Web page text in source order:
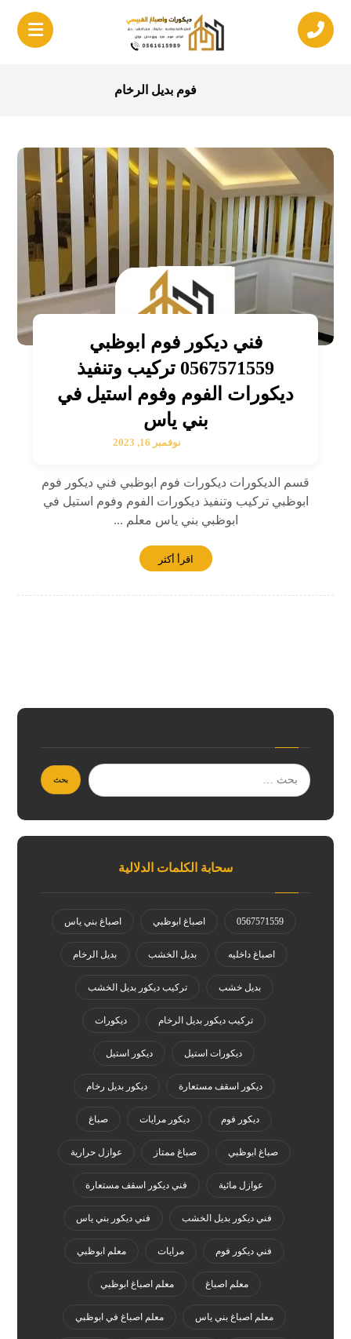
فوم بديل الرخام
فني ديكور فوم ابوظبي
0567571559 تركيب وتنفيذ
ديكورات الفوم وفوم استيل في
بني ياس
نوفمبر 16, 2023
قسم الديكورات ديكورات فوم ابوظبي فني ديكور فوم
ابوظبي تركيب وتنفيذ ديكورات الفوم وفوم استيل في
ابوظبي بني ياس معلم ...
اقرأ أكثر
سحابة الكلمات الدلالية
0567571559 اصباغ ابوظبي اصباغ بني ياس
اصباغ داخليه بديل الخشب بديل الرخام
بديل خشب تركيب ديكور بديل الخشب
تركيب ديكور بديل الرخام ديكورات
ديكورات استيل ديكور استيل
ديكور اسقف مستعارة ديكور بديل رخام
ديكور فوم ديكور مرايات صباغ
صباغ ابوظبي صباغ ممتاز عوازل حرارية
عوازل مائية فني ديكور اسقف مستعارة
فني ديكور بديل الخشب فني ديكور بني ياس
فني ديكور فوم مرايات معلم ابوظبي
معلم اصباغ معلم اصباغ ابوظبي
معلم اصباغ بني ياس معلم اصباغ في ابوظبي